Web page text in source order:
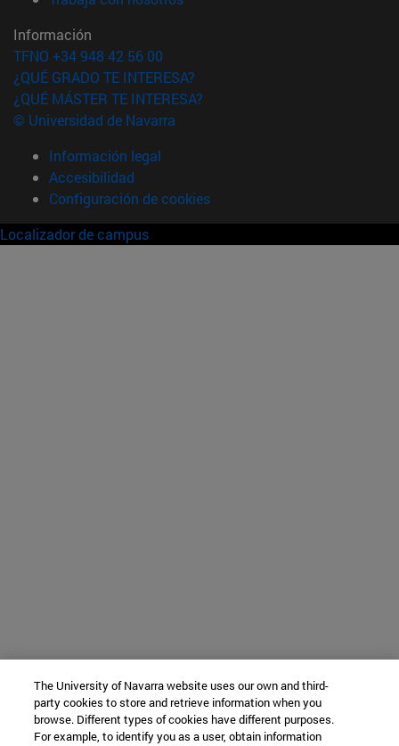
Información
TFNO +34 948 42 56 00
¿QUÉ GRADO TE INTERESA?
¿QUÉ MÁSTER TE INTERESA?
© Universidad de Navarra
Información legal
Accesibilidad
Configuración de cookies
Localizador de campus
The University of Navarra website uses our own and third-
party cookies to store and retrieve information when you
browse. Different types of cookies have different purposes.
For example, to identify you as a user, obtain information